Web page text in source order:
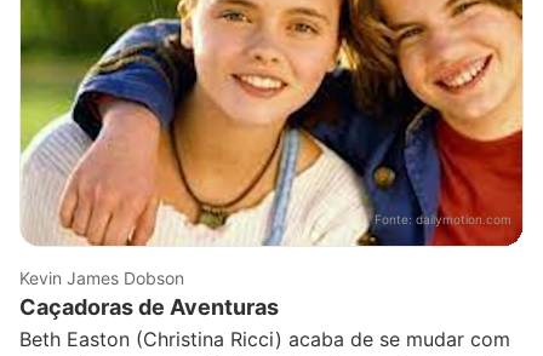
Fonte: dailymotion.com
Kevin James Dobson
Caçadoras de Aventuras
Beth Easton (Christina Ricci) acaba de se mudar com